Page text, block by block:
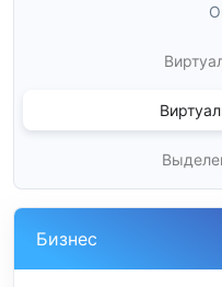
Бизнес